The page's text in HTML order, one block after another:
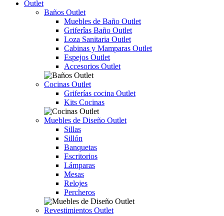
Outlet
Baños Outlet
Muebles de Baño Outlet
Griferîas Baño Outlet
Loza Sanitaria Outlet
Cabinas y Mamparas Outlet
Espejos Outlet
Accesorios Outlet
Cocinas Outlet
Griferías cocina Outlet
Kits Cocinas
Muebles de Diseño Outlet
Sillas
Sillón
Banquetas
Escritorios
Lámparas
Mesas
Relojes
Percheros
Revestimientos Outlet